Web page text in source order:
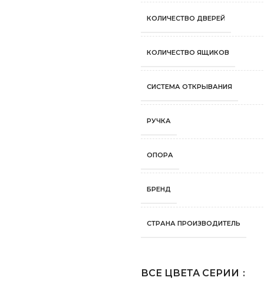
КОЛИЧЕСТВО ДВЕРЕЙ
КОЛИЧЕСТВО ЯЩИКОВ
СИСТЕМА ОТКРЫВАНИЯ
РУЧКА
ОПОРА
БРЕНД
СТРАНА ПРОИЗВОДИТЕЛЬ
ВСЕ ЦВЕТА СЕРИИ